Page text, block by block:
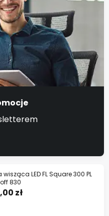
LED FL Square 300 PL
830
zł